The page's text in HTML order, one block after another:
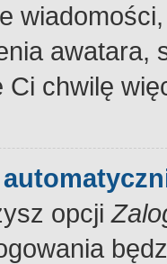
chwilę
opcji